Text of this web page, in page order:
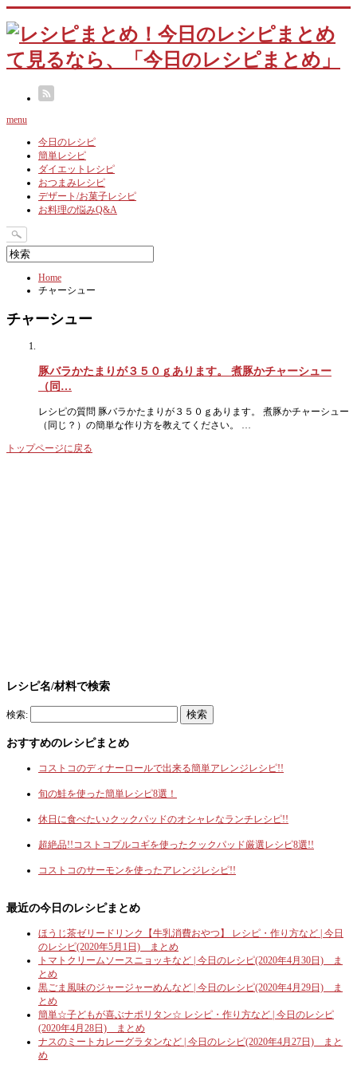
menu
今日のレシピ
簡単レシピ
ダイエットレシピ
おつまみレシピ
デザート/お菓子レシピ
お料理の悩みQ&A
Home
チャーシュー
チャーシュー
豚バラかたまりが３５０ｇあります。 煮豚かチャーシュー
（同…
レシピの質問 豚バラかたまりが３５０ｇあります。 煮豚かチャーシュー
（同じ？）の簡単な作り方を教えてください。 …
トップページに戻る
レシピ名/材料で検索
検索:
おすすめのレシピまとめ
コストコのディナーロールで出来る簡単アレンジレシピ!!
旬の鮭を使った簡単レシピ8選！
休日に食べたい♪クックパッドのオシャレなランチレシピ!!
超絶品!!コストコプルコギを使ったクックパッド厳選レシピ8選!!
コストコのサーモンを使ったアレンジレシピ!!
最近の今日のレシピまとめ
ほうじ茶ゼリードリンク【牛乳消費おやつ】 レシピ・作り方など | 今日
のレシピ(2020年5月1日) まとめ
トマトクリームソースニョッキなど | 今日のレシピ(2020年4月30日) ま
とめ
黒ごま風味のジャージャーめんなど | 今日のレシピ(2020年4月29日) ま
とめ
簡単☆子どもが喜ぶナポリタン☆ レシピ・作り方など | 今日のレシピ
(2020年4月28日) まとめ
ナスのミートカレーグラタンなど | 今日のレシピ(2020年4月27日) まと
め